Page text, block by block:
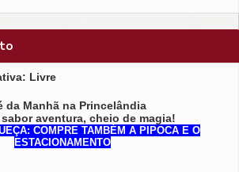
Livre
da Manhã na Princelândia
aventura, cheio de magia!
COMPRE TAMBÉM A PIPOCA E O
ESTACIONAMENTO